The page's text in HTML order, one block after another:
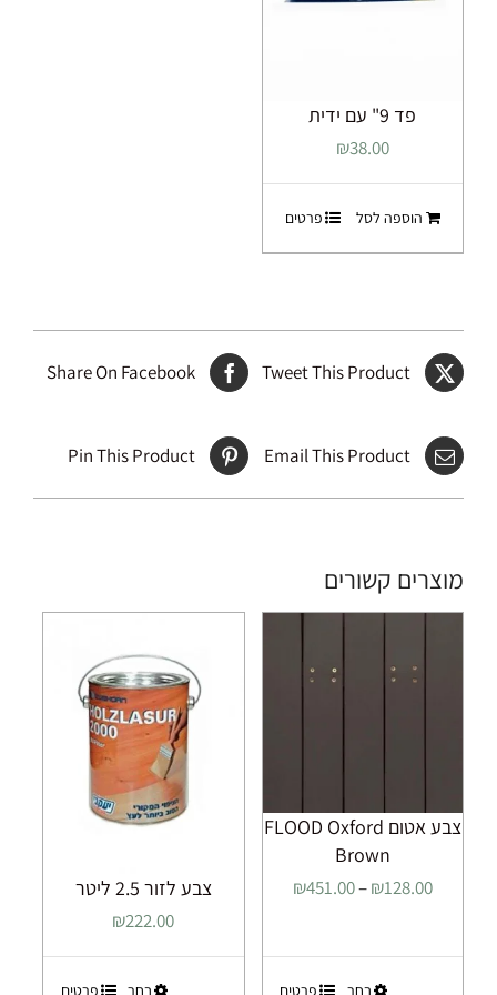
פד 9" עם ידית
₪38.00
הוספה לסל פרטים
Share On Facebook Tweet This Product
Pin This Product Email This Product
מוצרים קשורים
צבע אטום FLOOD Oxford
Brown
₪128.00
–
₪451.00
בחר
פרטים
צבע לזור 2.5 ליטר
₪222.00
בחר
פרטים